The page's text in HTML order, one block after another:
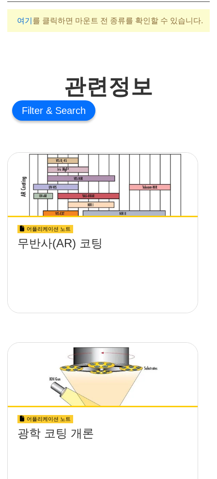
여기 를 클릭하면 마운트 전 종류를 확인할 수 있습니다.
관련정보
Filter
어플리케이션 노트
무반사(AR) 코팅
어플리케이션 노트
광학 코팅 개론